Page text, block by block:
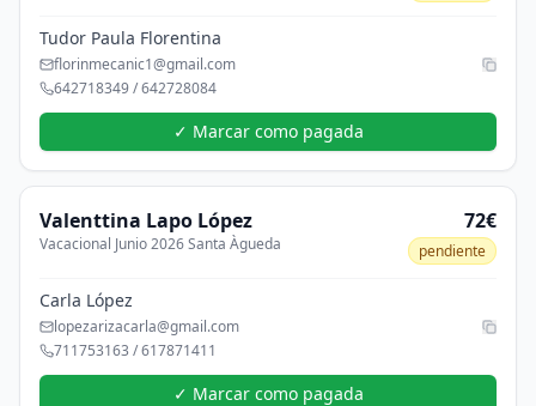
Tudor Paula Florentina
florinmecanic1@gmail.com
642718349 / 642728084
✓ Marcar como pagada
Valenttina Lapo López
Vacacional Junio 2026 Santa Àgueda
72€
pendiente
Carla López
lopezarizacarla@gmail.com
711753163 / 617871411
✓ Marcar como pagada